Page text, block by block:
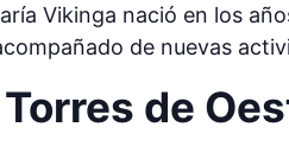
Vikinga nació en los
de nuevas
de